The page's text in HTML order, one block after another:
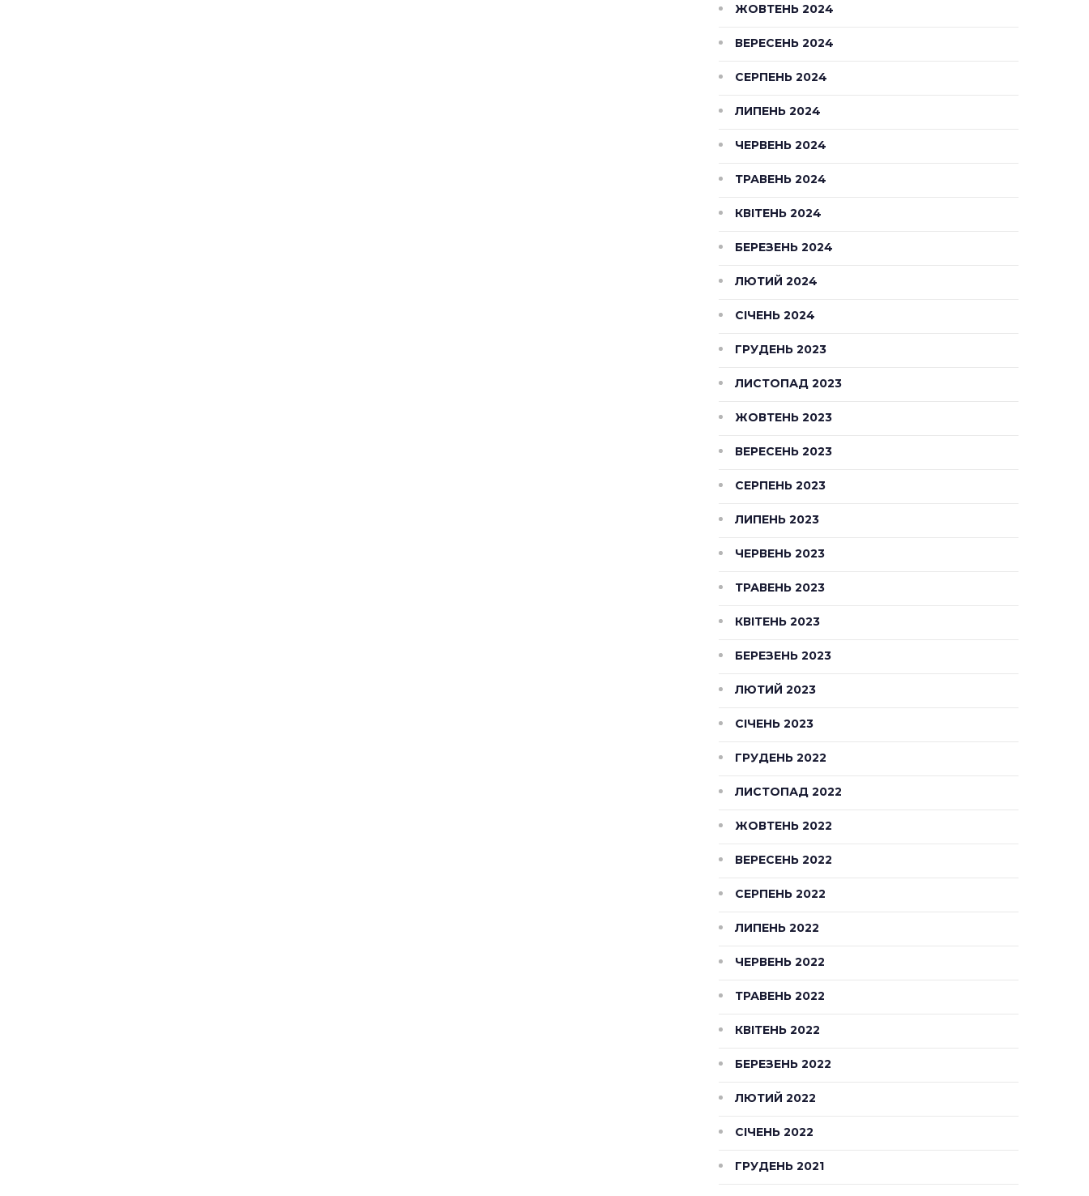
ЖОВТЕНЬ 2024
ВЕРЕСЕНЬ 2024
СЕРПЕНЬ 2024
ЛИПЕНЬ 2024
ЧЕРВЕНЬ 2024
ТРАВЕНЬ 2024
КВІТЕНЬ 2024
БЕРЕЗЕНЬ 2024
ЛЮТИЙ 2024
СІЧЕНЬ 2024
ГРУДЕНЬ 2023
ЛИСТОПАД 2023
ЖОВТЕНЬ 2023
ВЕРЕСЕНЬ 2023
СЕРПЕНЬ 2023
ЛИПЕНЬ 2023
ЧЕРВЕНЬ 2023
ТРАВЕНЬ 2023
КВІТЕНЬ 2023
БЕРЕЗЕНЬ 2023
ЛЮТИЙ 2023
СІЧЕНЬ 2023
ГРУДЕНЬ 2022
ЛИСТОПАД 2022
ЖОВТЕНЬ 2022
ВЕРЕСЕНЬ 2022
СЕРПЕНЬ 2022
ЛИПЕНЬ 2022
ЧЕРВЕНЬ 2022
ТРАВЕНЬ 2022
КВІТЕНЬ 2022
БЕРЕЗЕНЬ 2022
ЛЮТИЙ 2022
СІЧЕНЬ 2022
ГРУДЕНЬ 2021